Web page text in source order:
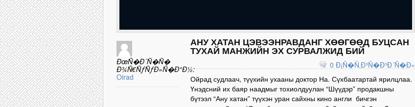
ÐœÑ�Ð´Ñ�Ñ�
Ð¾Ñ€ÑƒÑƒÐ»Ñ�Ð°Ð½:
Oirad
АНУ ХАТАН ЦЭВЭЭНРАВДАНГ ХӨӨГӨӨД БУЦСАН
ТУХАЙ МАНЖИЙН ЭХ СУРВАЛЖИД БИЙ
0 Ð¡Ñ�Ñ‚Ð³Ñ�Ð³Ð´Ñ�Ð»
Ойрад судлаач, түүхийн ухааны доктор На. Сүхбаатартай ярилцлаа.
Үнэдсний их баяр наадмыг тохиолдуулан “Шүүдэр” продакшны
бүтээл “Ану хатан” түүхэн уран сайхны кино англи бичгэн